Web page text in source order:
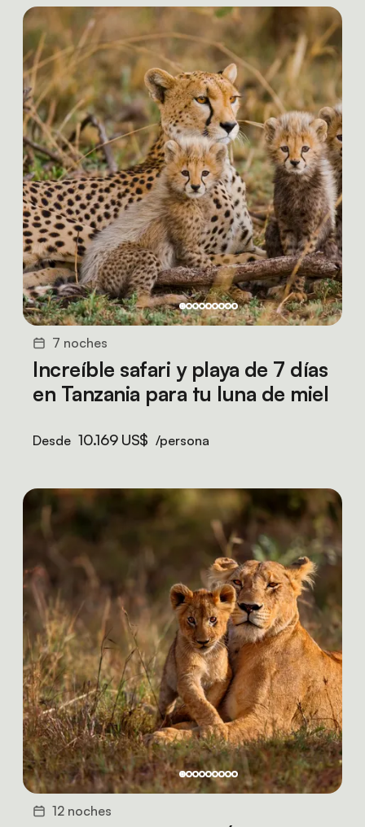
7 noches
Increíble safari y playa de 7 días
en Tanzania para tu luna de miel
Desde 10.169 US$ /persona
12 noches